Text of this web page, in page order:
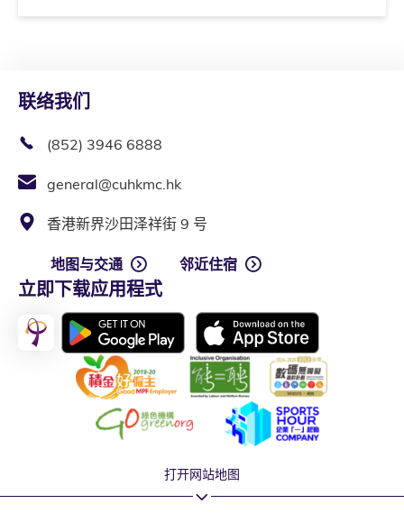
联络我们
(852) 3946 6888
general@cuhkmc.hk
香港新界沙田泽祥街 9 号
地图与交通 邻近住宿
立即下载应用程式
打开网站地图